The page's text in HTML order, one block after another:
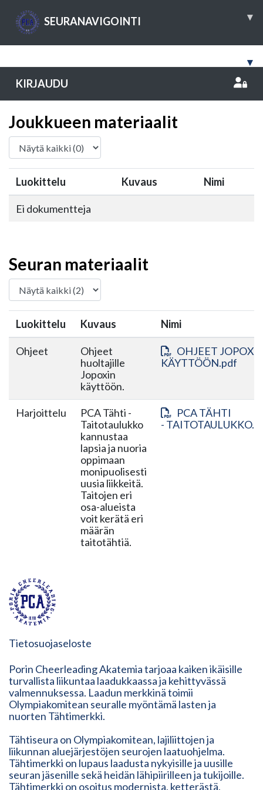
SEURANAVIGOINTI ▾
▾
KIRJAUDU
Joukkueen materiaalit
Luokittelu Kuvaus Nimi
Ei dokumentteja
Seuran materiaalit
Luokittelu Kuvaus Nimi
Ohjeet
Ohjeet
huoltajille
Jopoxin
käyttöön.
OHJEET
KÄYTTÖÖN.pdf
Harjoittelu
PCA Tähti -
Taitotaulukko
kannustaa
lapsia ja nuoria
oppimaan
monipuolisesti
uusia liikkeitä.
Taitojen eri
osa-alueista
voit kerätä eri
määrän
taitotähtiä.
PCA TÄHTI
-
Tietosuojaseloste
Porin Cheerleading Akatemia tarjoaa kaiken ikäisille
turvallista liikuntaa laadukkaassa ja kehittyvässä
valmennuksessa. Laadun merkkinä toimii
Olympiakomitean seuralle myöntämä lasten ja
nuorten Tähtimerkki.
Tähtiseura on Olympiakomitean, lajiliittojen ja
liikunnan aluejärjestöjen seurojen laatuohjelma.
Tähtimerkki on lupaus laadusta nykyisille ja uusille
seuran jäsenille sekä heidän lähipiirilleen ja tukijoille.
Tähtimerkki on osoitus modernista, ketterästä,